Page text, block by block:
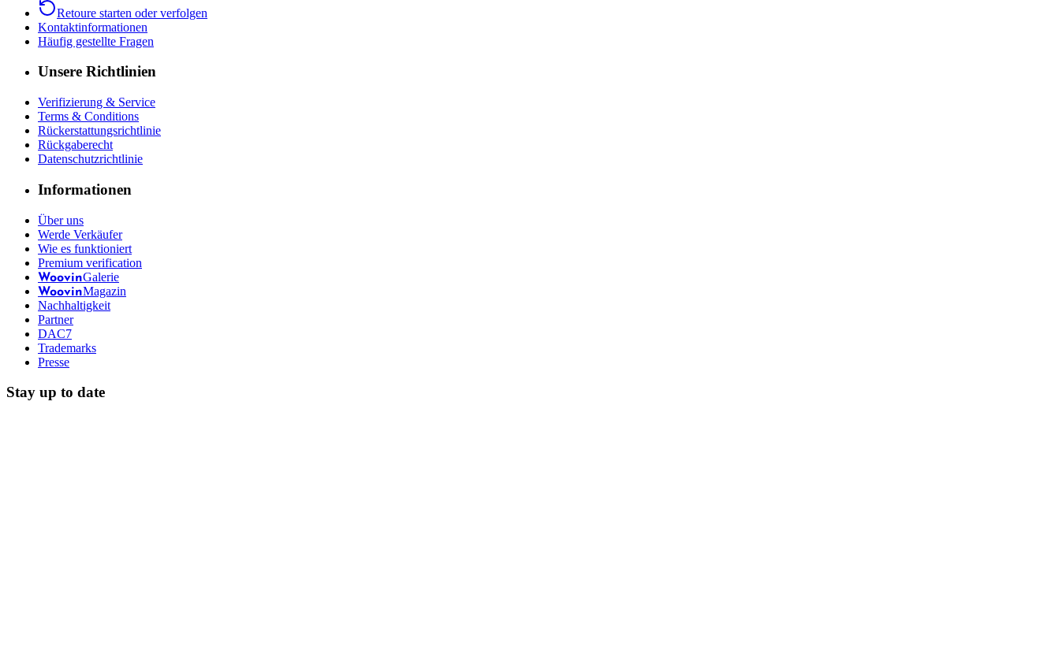
Retoure starten oder verfolgen
Kontaktinformationen
Häufig gestellte Fragen
Unsere Richtlinien
Verifizierung & Service
Terms & Conditions
Rückerstattungsrichtlinie
Rückgaberecht
Datenschutzrichtlinie
Informationen
Über uns
Werde Verkäufer
Wie es funktioniert
Premium verification
WoovinGalerie
WoovinMagazin
Nachhaltigkeit
Partner
DAC7
Trademarks
Presse
Stay up to date